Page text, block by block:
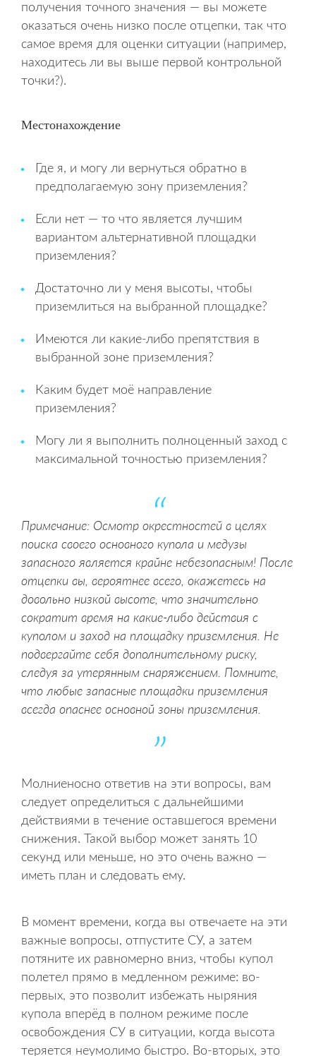
получения точного значения — вы можете
оказаться очень низко после отцепки, так что
самое время для оценки ситуации (например,
находитесь ли вы выше первой контрольной
точки?).
Местонахождение
Где я, и могу ли вернуться обратно в
предполагаемую зону приземления?
Если нет — то что является лучшим
вариантом альтернативной площадки
приземления?
Достаточно ли у меня высоты, чтобы
приземлиться на выбранной площадке?
Имеются ли какие-либо препятствия в
выбранной зоне приземления?
Каким будет моё направление
приземления?
Могу ли я выполнить полноценный заход с
максимальной точностью приземления?
Примечание: Осмотр окрестностей в целях
поиска своего основного купола и медузы
запасного является крайне небезопасным! После
отцепки вы, вероятнее всего, окажетесь на
довольно низкой высоте, что значительно
сократит время на какие-либо действия с
куполом и заход на площадку приземления. Не
подвергайте себя дополнительному риску,
следуя за утерянным снаряжением. Помните,
что любые запасные площадки приземления
всегда опаснее основной зоны приземления.
Молниеносно ответив на эти вопросы, вам
следует определиться с дальнейшими
действиями в течение оставшегося времени
снижения. Такой выбор может занять 10
секунд или меньше, но это очень важно —
иметь план и следовать ему.
В момент времени, когда вы отвечаете на эти
важные вопросы, отпустите СУ, а затем
потяните их равномерно вниз, чтобы купол
полетел прямо в медленном режиме: во-
первых, это позволит избежать ныряния
купола вперёд в полном режиме после
освобождения СУ в ситуации, когда высота
теряется неумолимо быстро. Во-вторых, это